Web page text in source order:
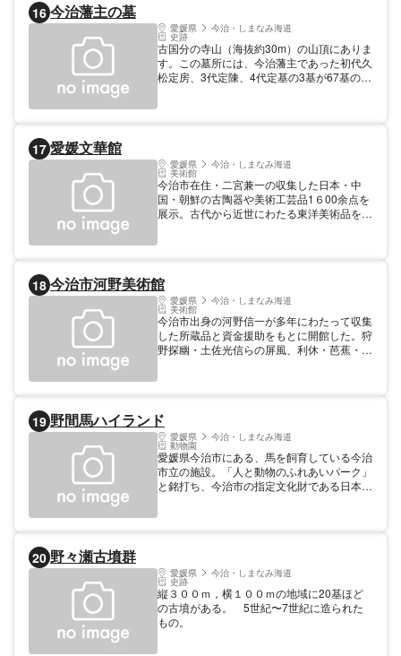
16 今治藩主の墓
愛媛県 今治・しまなみ海道
史跡
古国分の寺山（海抜約30m）の山頂にありま
す。この墓所には、今治藩主であった初代久
松定房、3代定陳、4代定基の3基が67基の燈
指定年: 1959
17 愛媛文華館
愛媛県 今治・しまなみ海道
美術館
今治市在住・二宮兼一の収集した日本・中
国・朝鮮の古陶器や美術工芸品1６00余点を
展示。古代から近世にわたる東洋美術品を歴
18 今治市河野美術館
愛媛県 今治・しまなみ海道
美術館
今治市出身の河野信一が多年にわたって収集
した所蔵品と資金援助をもとに開館した。狩
野探幽・土佐光信らの屏風、利休・芭蕉・蕪
19 野間馬ハイランド
愛媛県 今治・しまなみ海道
動物園
愛媛県今治市にある、馬を飼育している今治
市立の施設。「人と動物のふれあいパーク」
と銘打ち、今治市の指定文化財である日本最
設を除いて無料。JR今治駅から車で10分、
無料の駐車場もあり。
20 野々瀬古墳群
愛媛県 今治・しまなみ海道
史跡
縦３００ｍ，横１００ｍの地域に20基ほど
の古墳がある。 5世紀〜7世紀に造られた
もの。